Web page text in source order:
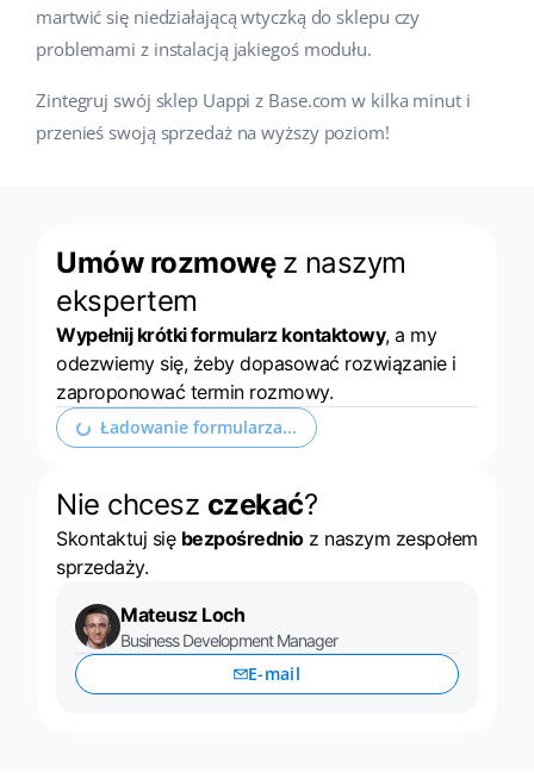
martwić się niedziałającą wtyczką do sklepu czy
problemami z instalacją jakiegoś modułu.
Zintegruj swój sklep Uappi z Base.com w kilka minut i
przenieś swoją sprzedaż na wyższy poziom!
Umów rozmowę z naszym
ekspertem
Wypełnij krótki formularz kontaktowy, a my
odezwiemy się, żeby dopasować rozwiązanie i
zaproponować termin rozmowy.
Rozwiń formularz kontaktowy
Nie chcesz czekać?
Skontaktuj się bezpośrednioz naszym zespołem
sprzedaży.
Mateusz Loch
Business Development Manager
E-mail